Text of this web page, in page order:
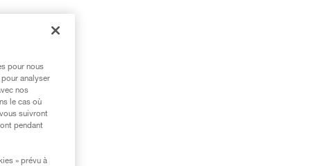
àpour nous
analyser
nos
le cas où
suivront
pendant
» prévu à